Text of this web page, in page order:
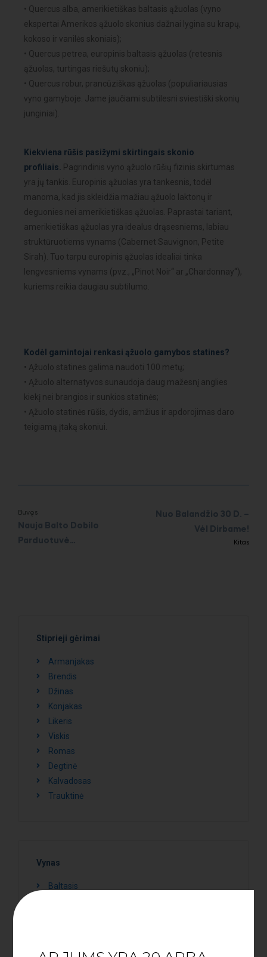
• Quercus alba, amerikietiškas baltasis ąžuolas (vyno
ekspertai Amerikos ąžuolo skonius dažnai lygina su krapų,
kokoso ir vanilės skoniais);
• Quercus petrea, europinis baltasis ąžuolas (retesnis
ąžuolas, turtingas riešutų skoniu);
• Quercus robur, prancūziškas ąžuolas (populiariausias
vyno gamyboje. Jame jaučiami subtilesni sviestiški skonių
junginiai).
Kiekviena rūšis pasižymi skirtingais skonio
profiliais.
Pagrindinis vyno ąžuolo rūšių fizinis skirtumas
yra jų tankis. Europinis ąžuolas yra tankesnis, todėl
manoma, kad jis skleidžia mažiau ąžuolo laktonų ir
deguonies nei amerikietiškas ąžuolas. Paprastai tariant,
amerikietiškas ąžuolas yra idealus drąsesniems, labiau
struktūruotiems vynams (Cabernet Sauvignon, Petite
Sirah). Tuo tarpu europinis ąžuolas idealiai tinka
lengvesniems vynams (pvz., „Pinot Noir“ ar „Chardonnay“),
kuriems reikia daugiau subtilumo.
Kodėl gamintojai renkasi ąžuolo gamybos statines?
• Ąžuolo statines galima naudoti 100 metų;
• Ąžuolo alternatyvos sunaudoja daug mažesnį anglies
kiekį nei brangios ir sunkios statinės;
• Ąžuolo statinės rūšis, dydis, amžius ir apdorojimas daro
teigiamą įtaką skoniui.
Buvęs
Nauja Balto Dobilo
Parduotuvė
Kitas
Nuo Balandžio 30 D. –
Vėl Dirbame!
Stiprieji gėrimai
Armanjakas
Brendis
Džinas
Konjakas
Likeris
Viskis
Romas
Degtinė
Kalvadosas
Trauktinė
Vynas
Baltasis